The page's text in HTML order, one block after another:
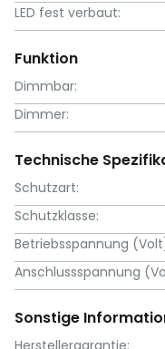
LED fest verbaut:
Funktion
Dimmbar:
Dimmer:
Technische
Schutzart:
Schutzklasse:
Betriebsspannung
Anschlussspannung
Sonstige
Herstellergarantie: